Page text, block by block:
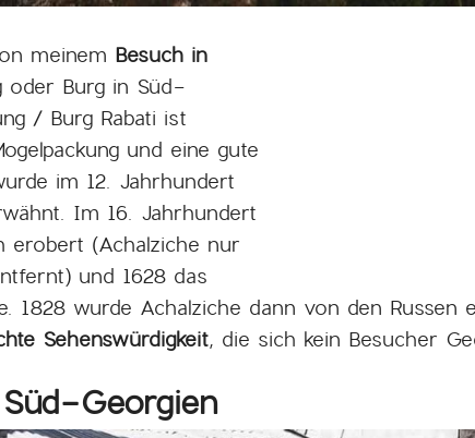
meinem Besuch in
oder Burg in Süd-
/ Burg Rabati ist
und eine gute
im 12. Jahrhundert
Im 16. Jahrhundert
erobert (Achalziche nur
und 1628 das
1828 wurde Achalziche dann von den
Sehenswürdigkeit, die sich kein Besucher
Georgien